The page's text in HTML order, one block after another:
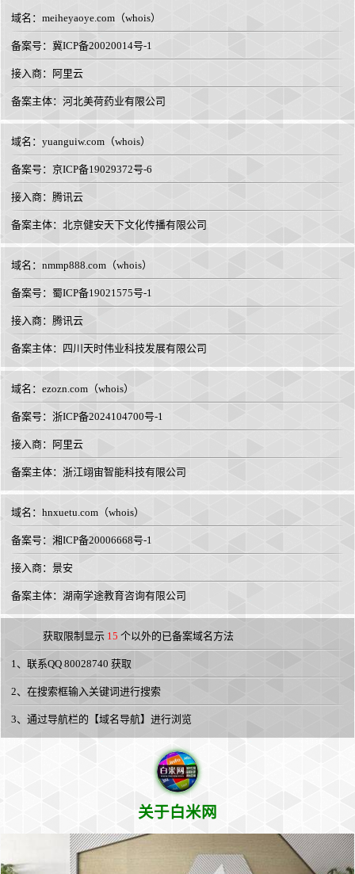
域名： meiheyaoye.com （whois）
备案号：冀ICP备20020014号-1
接入商： 阿里云
备案主体：河北美荷药业有限公司
域名： yuanguiw.com （whois）
备案号：京ICP备19029372号-6
接入商： 腾讯云
备案主体：北京健安天下文化传播有限公司
域名： nmmp888.com （whois）
备案号：蜀ICP备19021575号-1
接入商： 腾讯云
备案主体：四川天时伟业科技发展有限公司
域名： ezozn.com （whois）
备案号：浙ICP备2024104700号-1
接入商： 阿里云
备案主体：浙江翊宙智能科技有限公司
域名： hnxuetu.com （whois）
备案号：湘ICP备20006668号-1
接入商： 景安
备案主体：湖南学途教育咨询有限公司
获取限制显示 15 个以外的已备案域名方法
1、联系QQ 80028740 获取
2、在搜索框输入关键词进行搜索
3、通过导航栏的【域名导航】进行浏览
关于白米网